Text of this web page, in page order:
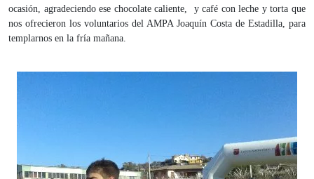
ocasión, agradeciendo ese chocolate caliente, y café con leche y torta que
nos ofrecieron los voluntarios del AMPA Joaquín Costa de Estadilla, para
templarnos en la fría mañana.